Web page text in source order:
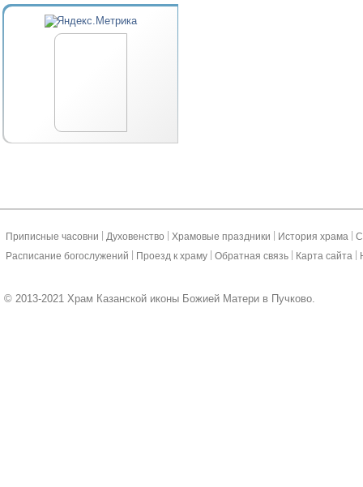
Приписные часовни Духовенство Храмовые праздники История храма
Расписание богослужений
Проезд к храму Обратная связь Карта сайта
© 2013-2021 Храм Казанской иконы Божией Матери в Пучково.